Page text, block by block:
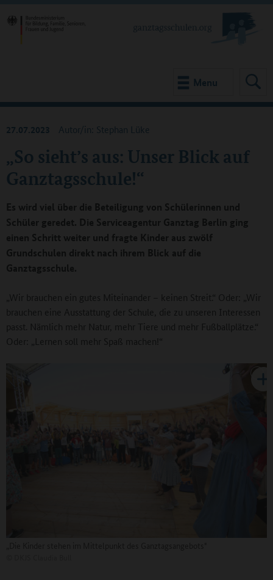
Menu
„So sieht’s aus: Unser Blick auf
Ganztagsschule!“
27.07.2023 Autor/in: Stephan Lüke
Es wird viel über die Beteiligung von Schülerinnen und
Schüler geredet. Die Serviceagentur Ganztag Berlin ging
einen Schritt weiter und fragte Kinder aus zwölf
Grundschulen direkt nach ihrem Blick auf die
Ganztagsschule.
„Wir brauchen ein gutes Miteinander – keinen Streit.“ Oder: „Wir
brauchen eine Ausstattung der Schule, die zu unseren Interessen
passt. Nämlich mehr Natur, mehr Tiere und mehr Fußballplätze.“
Oder: „Lernen soll mehr Spaß machen!“